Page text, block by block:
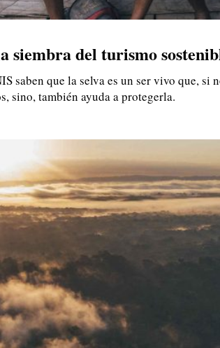
siembra del turismo
saben que la selva es un ser vivo que, si
sino, también ayuda a protegerla.